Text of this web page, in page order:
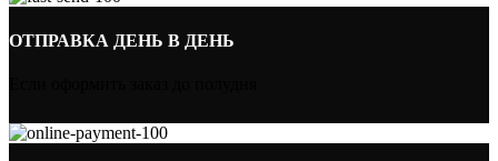
ОТПРАВКА ДЕНЬ В ДЕНЬ